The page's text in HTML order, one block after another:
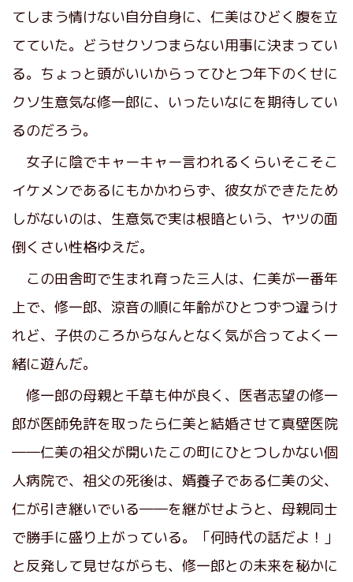
てしまう情けない自分自身に、仁美はひどく腹を立
てていた。どうせクソつまらない用事に決まってい
る。ちょっと頭がいいからってひとつ年下のくせに
クソ生意気な修一郎に、いったいなにを期待してい
るのだろう。
女子に陰でキャーキャー言われるくらいそこそこ
イケメンであるにもかかわらず、彼女ができたため
しがないのは、生意気で実は根暗という、ヤツの面
倒くさい性格ゆえだ。
この田舎町で生まれ育った三人は、仁美が一番年
上で、修一郎、涼音の順に年齢がひとつずつ違うけ
れど、子供のころからなんとなく気が合ってよく一
緒に遊んだ。
修一郎の母親と千草も仲が良く、医者志望の修一
郎が医師免許を取ったら仁美と結婚させて真壁医院
――仁美の祖父が開いたこの町にひとつしかない個
人病院で、祖父の死後は、婿養子である仁美の父、
仁が引き継いでいる――を継がせようと、母親同士
で勝手に盛り上がっている。「何時代の話だよ！」
と反発して見せながらも、修一郎との未来を秘かに